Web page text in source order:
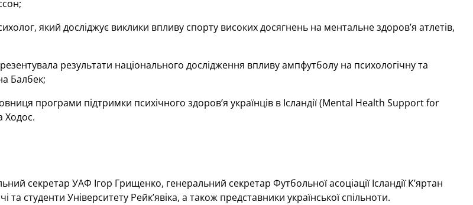
який досліджує виклики впливу спорту високих досягнень на ментальне здоров’я атлетів,
результати національного дослідження впливу ампфутболу на психологічну та
Балбек;
програми підтримки психічного здоров’я українців в Ісландії (Mental Health Support for
Ходос.
секретар УАФ Ігор Грищенко, генеральний секретар Футбольної асоціації Ісландії К’яртан
та студенти Університету Рейк’явіка, а також представники української спільноти.